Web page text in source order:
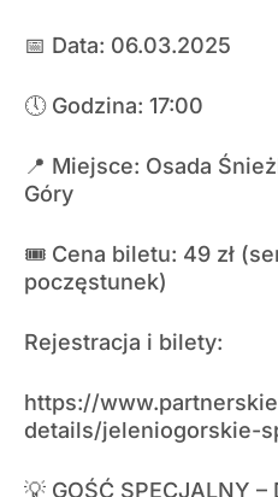
📅 Data: 06.03.2025
🕔 Godzina: 17:00
📍 Miejsce: Osada
Góry
🎟️ Cena biletu: 49 zł
poczęstunek)
Rejestracja i bilety:
https://
details/jeleniogorskie-
💡 GOŚĆ SPECJALNY –